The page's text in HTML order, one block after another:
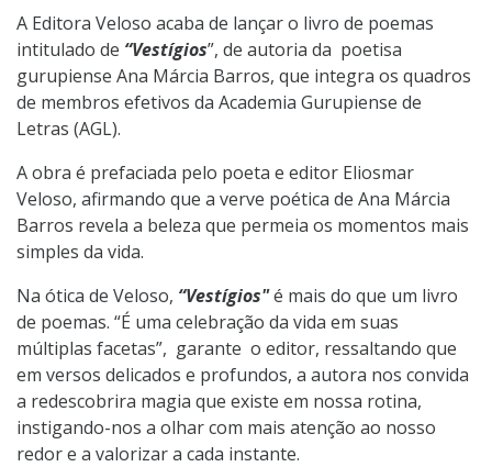
A Editora Veloso acaba de lançar o livro de poemas
intitulado de “Vestígios”, de autoria da poetisa
gurupiense Ana Márcia Barros, que integra os quadros
de membros efetivos da Academia Gurupiense de
Letras (AGL).
A obra é prefaciada pelo poeta e editor Eliosmar
Veloso, afirmando que a verve poética de Ana Márcia
Barros revela a beleza que permeia os momentos mais
simples da vida.
Na ótica de Veloso, “Vestígios"é mais do que um livro
de poemas. “É uma celebração da vida em suas
múltiplas facetas”, garante o editor, ressaltando que
em versos delicados e profundos, a autora nos convida
a redescobrira magia que existe em nossa rotina,
instigando-nos a olhar com mais atenção ao nosso
redor e a valorizar a cada instante.